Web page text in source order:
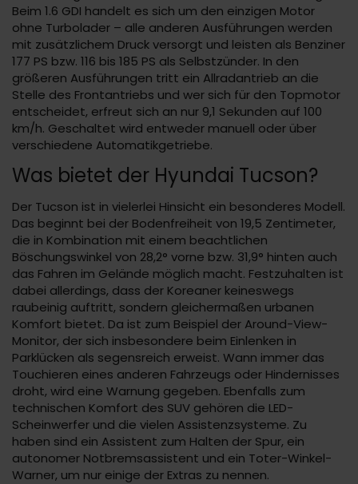
Beim 1.6 GDI handelt es sich um den einzigen Motor
ohne Turbolader – alle anderen Ausführungen werden
mit zusätzlichem Druck versorgt und leisten als Benziner
177 PS bzw. 116 bis 185 PS als Selbstzünder. In den
größeren Ausführungen tritt ein Allradantrieb an die
Stelle des Frontantriebs und wer sich für den Topmotor
entscheidet, erfreut sich an nur 9,1 Sekunden auf 100
km/h. Geschaltet wird entweder manuell oder über
verschiedene Automatikgetriebe.
Was bietet der Hyundai Tucson?
Der Tucson ist in vielerlei Hinsicht ein besonderes Modell.
Das beginnt bei der Bodenfreiheit von 19,5 Zentimeter,
die in Kombination mit einem beachtlichen
Böschungswinkel von 28,2° vorne bzw. 31,9° hinten auch
das Fahren im Gelände möglich macht. Festzuhalten ist
dabei allerdings, dass der Koreaner keineswegs
raubeinig auftritt, sondern gleichermaßen urbanen
Komfort bietet. Da ist zum Beispiel der Around-View-
Monitor, der sich insbesondere beim Einlenken in
Parklücken als segensreich erweist. Wann immer das
Touchieren eines anderen Fahrzeugs oder Hindernisses
droht, wird eine Warnung gegeben. Ebenfalls zum
technischen Komfort des SUV gehören die LED-
Scheinwerfer und die vielen Assistenzsysteme. Zu
haben sind ein Assistent zum Halten der Spur, ein
autonomer Notbremsassistent und ein Toter-Winkel-
Warner, um nur einige der Extras zu nennen.